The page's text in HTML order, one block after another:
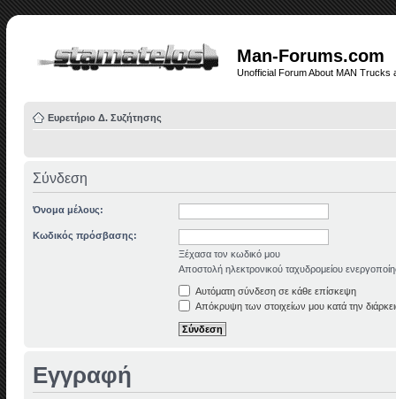
Man-Forums.com
Unofficial Forum About MAN Trucks
Ευρετήριο Δ. Συζήτησης
Σύνδεση
Όνομα μέλους:
Κωδικός πρόσβασης:
Ξέχασα τον κωδικό μου
Αποστολή ηλεκτρονικού ταχυδρομείου
Αυτόματη σύνδεση σε κάθε επίσκεψη
Απόκρυψη των στοιχείων μου κατά την
Εγγραφή